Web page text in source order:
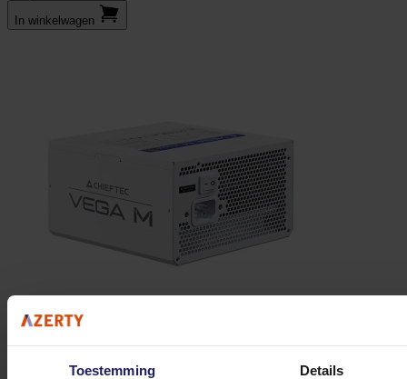
Toestemming Details
In winkel­wagen